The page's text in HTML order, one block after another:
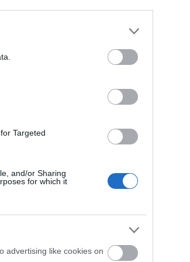
Targeted
and/or Sharing
for which it
advertising like cookies on
meglepődik a kijelentésen?), mely arról szól,
ezt a világot. Amikor felnyitják, már nem ennyire
boldogtalan életedből, hisz ez csak a te
is, mely arról szól, hogy nem szabad beolvadni,
mondja, ne hagyja, hogy megszelidítsék.
a múltba (Dustland Fairytale), de végül vissza